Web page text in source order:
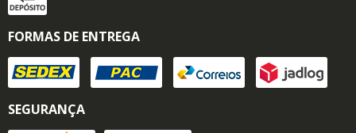
FORMAS DE ENTREGA
SEGURANÇA